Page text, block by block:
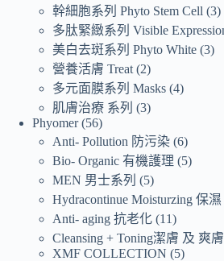
幹細胞系列 Phyto Stem Cell 3
多肽緊緻系列 Visible
美白去斑系列 Phyto White 3
營養活膚 Treat 2
多元面膜系列 Masks 4
肌膚治療 系列
3
Phyomer 56
Anti- Pollution 防污染 6
Bio- Organic 有機護理
5
MEN 男士系列
5
Hydracontinue Moisturzing 保濕
Anti- aging 抗老化 11
Cleansing + Toning潔膚 及 爽膚
XMF COLLECTION
5